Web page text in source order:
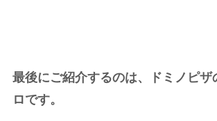
最後にご紹介するのは、ドミノピザ
ロです。